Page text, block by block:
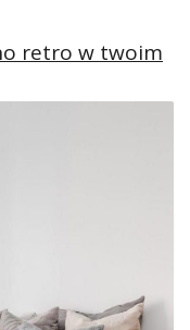
retro w twoim